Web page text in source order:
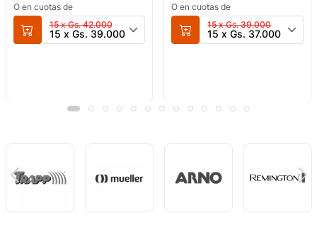
O en cuotas de
15 x Gs. 42.000
15 x Gs. 39.000
O en cuotas de
15 x Gs. 39.000
15 x Gs. 37.000